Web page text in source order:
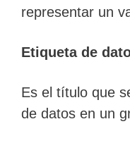
representar un
Etiqueta de
Es el título que
de datos en un